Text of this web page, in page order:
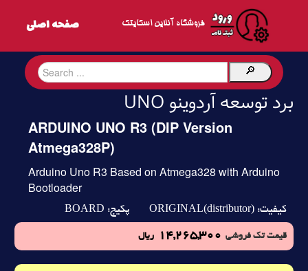
فروشگاه آنلاین اسکایتک
برد توسعه آردوینو UNO
ARDUINO UNO R3 (DIP Version
Atmega328P)
Arduino Uno R3 Based on Atmega328 with Arduino
Bootloader
کیفیت: ORIGINAL(distributor) پکیج: BOARD
قیمت تک فروشی 14,265,300 ریال